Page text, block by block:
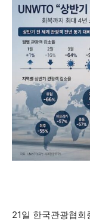
21일 한국관광협